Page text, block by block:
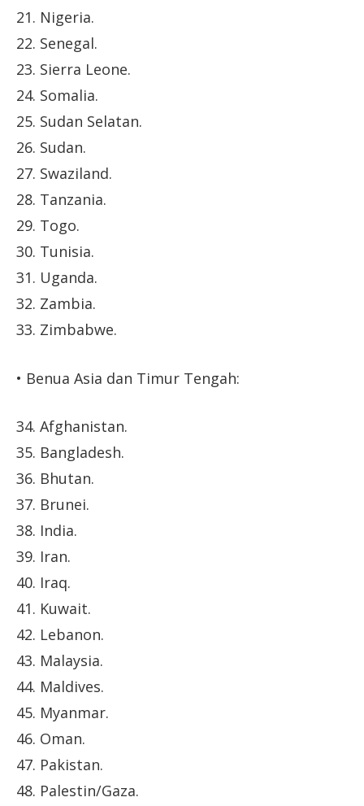
21. Nigeria.
22. Senegal.
23. Sierra Leone.
24. Somalia.
25. Sudan Selatan.
26. Sudan.
27. Swaziland.
28. Tanzania.
29. Togo.
30. Tunisia.
31. Uganda.
32. Zambia.
33. Zimbabwe.
• Benua Asia dan Timur Tengah:
34. Afghanistan.
35. Bangladesh.
36. Bhutan.
37. Brunei.
38. India.
39. Iran.
40. Iraq.
41. Kuwait.
42. Lebanon.
43. Malaysia.
44. Maldives.
45. Myanmar.
46. Oman.
47. Pakistan.
48. Palestin/Gaza.